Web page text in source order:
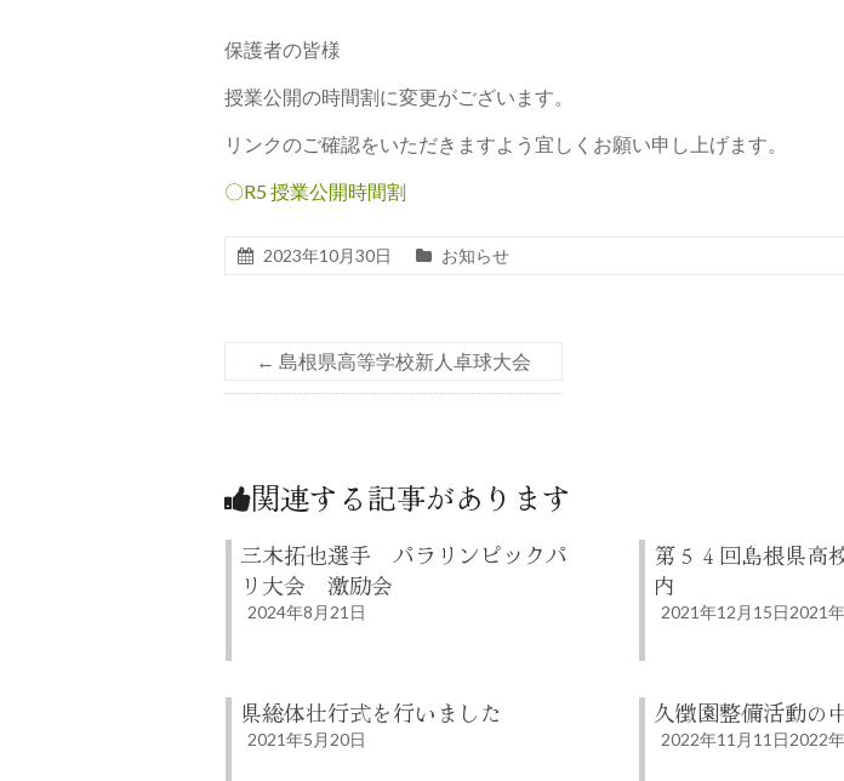
保護者の皆様
授業公開の時間割に変更がございます。
リンクのご確認をいただきますよう宜しくお願い申し上げます。
〇R5 授業公開時間割
2023年10月30日 お知らせ
← 島根県高等学校新人卓球大会
関連する記事があります
三木拓也選手 パラリンピックパ
リ大会 激励会
2024年8月21日
第５４回島根県高
内
2021年12月15日2021
県総体壮行式を行いました
2021年5月20日
久徴園整備活動の
2022年11月11日2022